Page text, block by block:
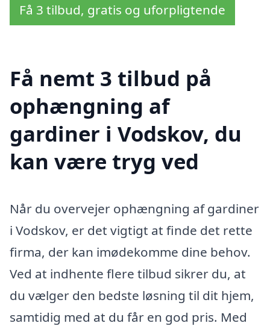
Få 3 tilbud, gratis og uforpligtende
Få nemt 3 tilbud på
ophængning af
gardiner i Vodskov, du
kan være tryg ved
Når du overvejer ophængning af gardiner
i Vodskov, er det vigtigt at finde det rette
firma, der kan imødekomme dine behov.
Ved at indhente flere tilbud sikrer du, at
du vælger den bedste løsning til dit hjem,
samtidig med at du får en god pris. Med